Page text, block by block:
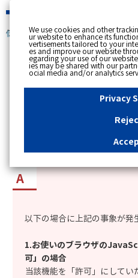
個人のお客さま
[ トップへ戻る ]
カテゴリー表示
公開日時 : 2023/12/01
myTOKYOGASにアク
になる場合の対応方法
以下の場合に上記の事象が発
1.お使いのブラウザの
可」の場合
当該機能を「許可」にして
We use cookies and other
ur website to enhance its
vertisements tailored to your
es and improve our website
egarding your use of our
ies may be shared with our
ocial media and/or analytics
bine the data shared by us with
ded to them or that they have
ervices or other websites to
ts delivered to you by
essary Cookies, please click
of all Cookies, please click
u can change your consent or
"Privacy Settings"
our browser's "Settings". For
site, please refer to the link
y
Privacy